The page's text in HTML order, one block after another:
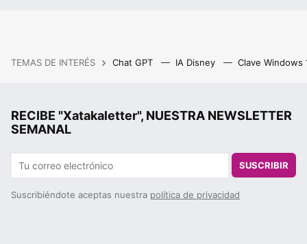
TEMAS DE INTERÉS Chat GPT IA Disney Clave Windows
RECIBE "Xatakaletter", NUESTRA NEWSLETTER
SEMANAL
SUSCRIBIR
Suscribiéndote aceptas nuestra política de privacidad